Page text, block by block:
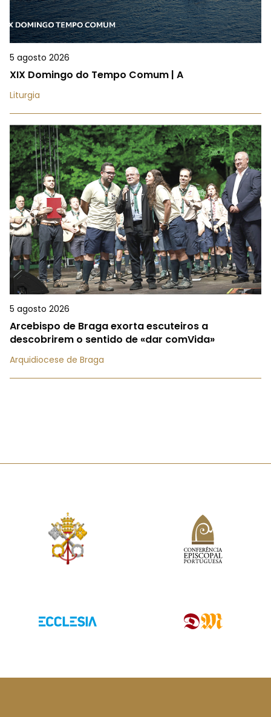
5 agosto 2026
XIX Domingo do Tempo Comum | A
Liturgia
5 agosto 2026
Arcebispo de Braga exorta escuteiros a
descobrirem o sentido de «dar comVida»
Arquidiocese de Braga